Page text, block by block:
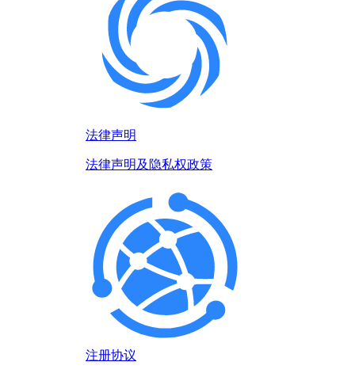
法律声明
法律声明及隐私权政策
注册协议